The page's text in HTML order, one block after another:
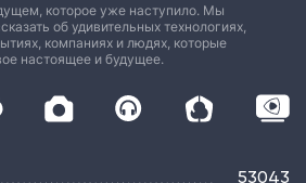
которое уже наступило. Мы
об удивительных технологиях,
компаниях и людях, которые
настоящее и будущее.
53043